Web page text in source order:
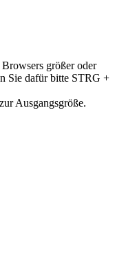
größer oder
Sie dafür bitte STRG +
Ausgangsgröße.